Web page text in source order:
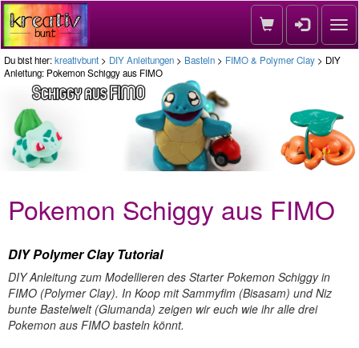
Du bist hier:kreativbunt > DIY Anleitungen > Basteln > FIMO & Polymer Clay > DIY
Anleitung: Pokemon Schiggy aus FIMO
Pokemon Schiggy aus FIMO
DIY Polymer Clay Tutorial
DIY Anleitung zum Modellieren des Starter Pokemon Schiggy in
FIMO (Polymer Clay). In Koop mit Sammyfim (Bisasam) und Niz
bunte Bastelwelt (Glumanda) zeigen wir euch wie ihr alle drei
Pokemon aus FIMO basteln könnt.